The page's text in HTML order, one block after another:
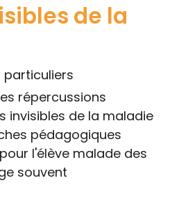
de la
particuliers
répercussions
invisibles de la maladie
pédagogiques
l'élève malade des
souvent